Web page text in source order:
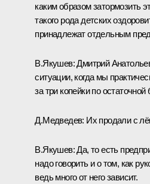
каким образом затормозить
такого рода детских
принадлежат отдельным
В.Якушев:Дмитрий
ситуации, когда мы
за три копейки по
Д.Медведев: Их продали с
В.Якушев:Да, то есть
надо говорить и о том, как
ведь много от него зависит.